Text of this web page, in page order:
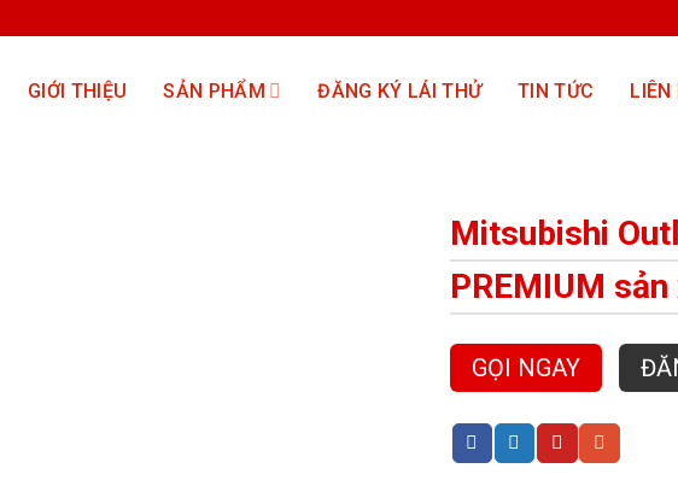
GIỚI THIỆU SẢN PHẨM ĐĂNG KÝ LÁI THỬ TIN TỨC LIÊN
Mitsubishi
PREMIUM
GỌI NGAY